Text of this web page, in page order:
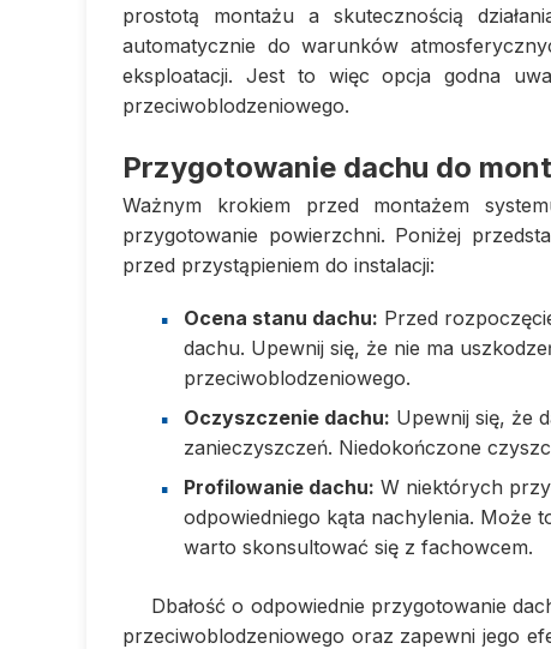
prostotą montażu a skutecznością
automatycznie do warunków
eksploatacji. Jest to więc opcja godna
przeciwoblodzeniowego.
Przygotowanie dachu do
Ważnym krokiem przed montażem
przygotowanie powierzchni. Poniżej
przed przystąpieniem do instalacji:
Ocena stanu dachu: Przed
dachu. Upewnij się, że nie ma
przeciwoblodzeniowego.
Oczyszczenie dachu: Upewnij się, że
zanieczyszczeń. Niedokończone
Profilowanie dachu: W niektórych
odpowiedniego kąta nachylenia. Może
warto skonsultować się z fachowcem.
Dbałość o odpowiednie przygotowanie
przeciwoblodzeniowego oraz zapewni jego